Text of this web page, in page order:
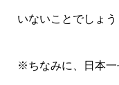
いないことでしょう
※ちなみに、日本一